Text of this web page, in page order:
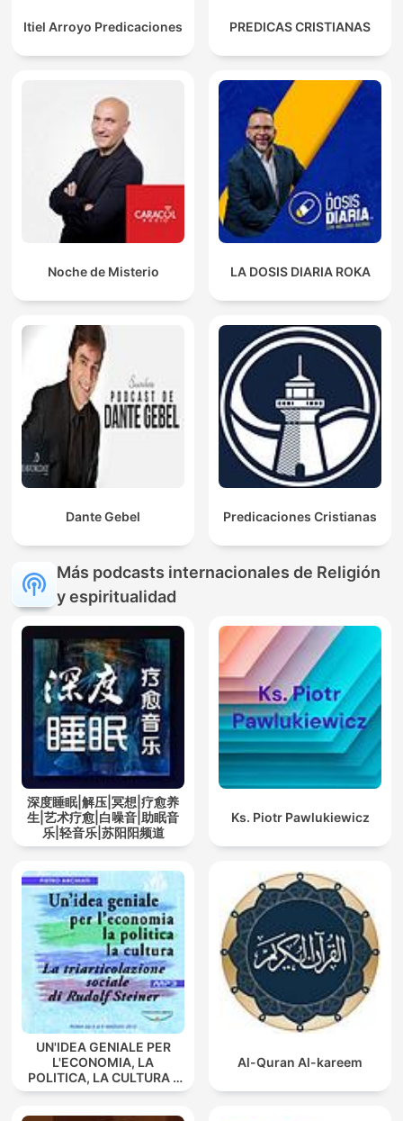
Itiel Arroyo Predicaciones PREDICAS CRISTIANAS
Noche de Misterio LA DOSIS DIARIA ROKA
Dante Gebel Predicaciones Cristianas
Más podcasts internacionales de Religión
y espiritualidad
深度睡眠|解压|冥想|疗愈养
生|艺术疗愈|白噪音|助眠音
乐|轻音乐|苏阳阳频道
Ks. Piotr Pawlukiewicz
UN'IDEA GENIALE PER
L'ECONOMIA, LA
POLITICA, LA CULTURA -
La triarticolazione sociale
Al-Quran Al-kareem